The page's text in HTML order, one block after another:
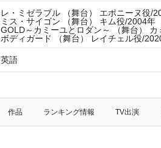
レ・ミゼラブル （舞台） エポニーヌ役/
ミス・サイゴン （舞台） キム役/2004年
GOLD～カミーユとロダン～ （舞台）
ボディガード （舞台） レイチェル役/
英語
作品 ランキング情報 TV出演